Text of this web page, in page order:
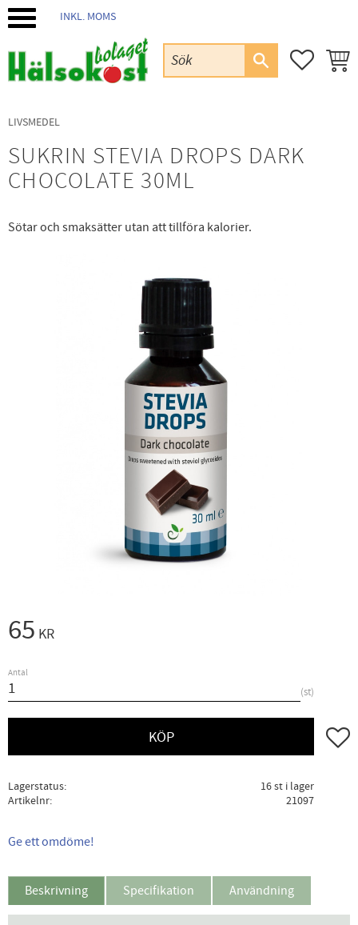
INKL. MOMS
LIVSMEDEL
SUKRIN STEVIA DROPS DARK
CHOCOLATE 30ML
Sötar och smaksätter utan att tillföra kalorier.
65 KR
Antal
st
KÖP Lägg
Lagerstatus
16 st i lager
Artikelnr
21097
Ge ett omdöme!
Beskrivning Specifikation Användning